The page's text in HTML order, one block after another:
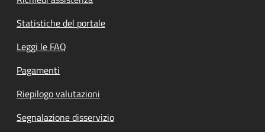
Statistiche del portale
Leggi le FAQ
Pagamenti
Riepilogo valutazioni
Segnalazione disservizio